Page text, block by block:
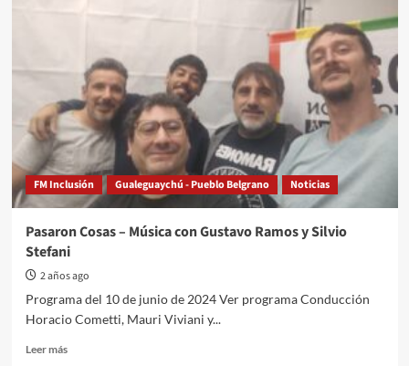
FM Inclusión Gualeguaychú - Pueblo Belgrano Noticias
Pasaron Cosas – Música con Gustavo Ramos y Silvio
Stefani
2 años ago
Programa del 10 de junio de 2024 Ver programa Conducción
Horacio Cometti, Mauri Viviani y...
Leer másRead